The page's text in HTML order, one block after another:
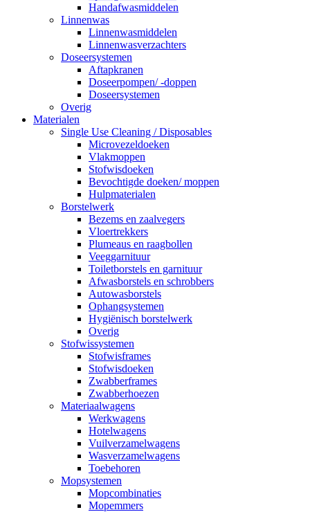
Handafwasmiddelen
Linnenwas
Linnenwasmiddelen
Linnenwasverzachters
Doseersystemen
Aftapkranen
Doseerpompen/ -doppen
Doseersystemen
Overig
Materialen
Single Use Cleaning / Disposables
Microvezeldoeken
Vlakmoppen
Stofwisdoeken
Bevochtigde doeken/ moppen
Hulpmaterialen
Borstelwerk
Bezems en zaalvegers
Vloertrekkers
Plumeaus en raagbollen
Veeggarnituur
Toiletborstels en garnituur
Afwasborstels en schrobbers
Autowasborstels
Ophangsystemen
Hygiënisch borstelwerk
Overig
Stofwissystemen
Stofwisframes
Stofwisdoeken
Zwabberframes
Zwabberhoezen
Materiaalwagens
Werkwagens
Hotelwagens
Vuilverzamelwagens
Wasverzamelwagens
Toebehoren
Mopsystemen
Mopcombinaties
Mopemmers